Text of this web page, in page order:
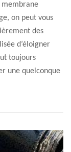
membrane
on peut vous
des
d’éloigner
toujours
une quelconque